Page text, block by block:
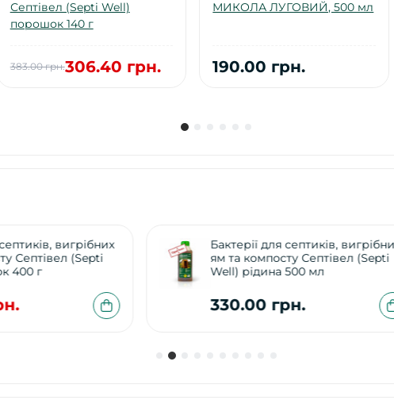
Септівел (Septi Well)
порошок 140 г
383.00 грн.306.40 грн.
МИКОЛА ЛУГОВИЙ, 500 мл
190.00 грн.
(Septi
Бактерії для септиків, вигрібних
ям та компосту Септівел (Septi
Well) рідина 500 мл
330.00 грн.